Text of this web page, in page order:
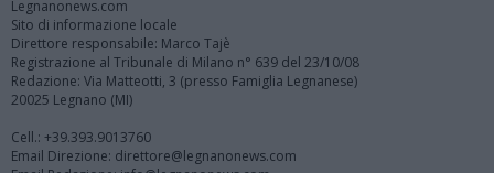
Legnanonews.com
Sito di informazione locale
Direttore responsabile: Marco Tajè
Registrazione al Tribunale di Milano n° 639 del 23/10/08
Redazione: Via Matteotti, 3 (presso Famiglia Legnanese)
20025 Legnano (MI)
Cell.: +39.393.9013760
Email Direzione: direttore@legnanonews.com